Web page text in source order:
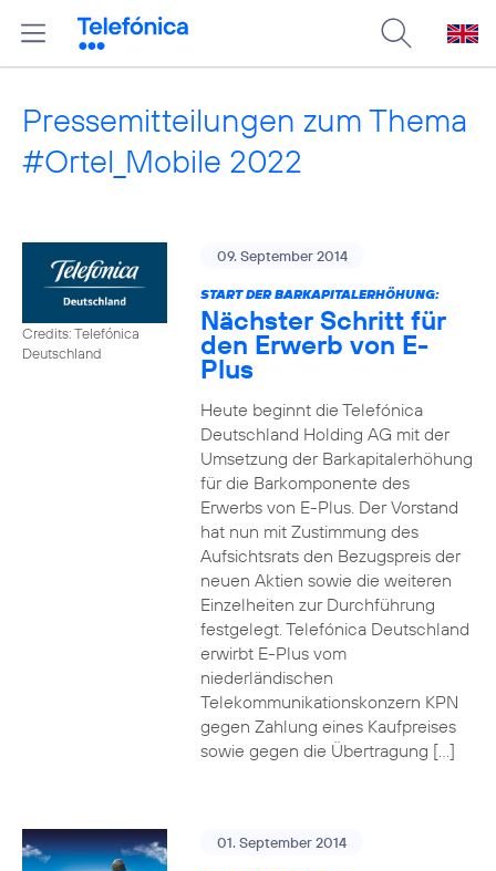
Pressemitteilungen zum Thema
#Ortel_Mobile 2022
Credits: Telefónica
Deutschland
09. September 2014
START DER BARKAPITALERHÖHUNG:
Nächster Schritt für
den Erwerb von E-
Plus
Heute beginnt die Telefónica
Deutschland Holding AG mit der
Umsetzung der Barkapitalerhöhung
für die Barkomponente des
Erwerbs von E-Plus. Der Vorstand
hat nun mit Zustimmung des
Aufsichtsrats den Bezugspreis der
neuen Aktien sowie die weiteren
Einzelheiten zur Durchführung
festgelegt. Telefónica Deutschland
erwirbt E-Plus vom
niederländischen
Telekommunikationskonzern KPN
gegen Zahlung eines Kaufpreises
sowie gegen die Übertragung […]
01. September 2014